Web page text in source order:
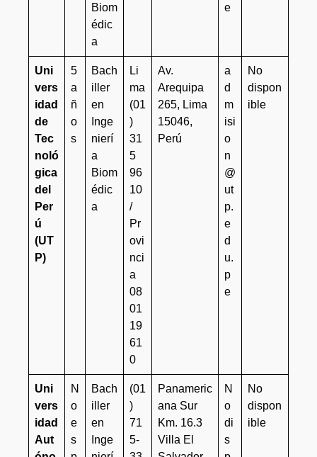
Biom
édic
a
e
Uni
vers
idad
de
Tec
noló
gica
del
Per
ú
(UT
P)
5
a
ñ
o
s
Bach
iller
en
Inge
nierí
a
Biom
édic
a
Li
ma
(01
)
31
5
96
10
/
Pr
ovi
nci
a
08
01
19
61
0
Av.
Arequipa
265, Lima
15046,
Perú
a
d
m
isi
o
n
@
ut
p.
e
d
u.
p
e
No
dispon
ible
Uni
vers
idad
Aut
N
o
e
s
Bach
iller
en
Inge
(01
)
71
5-
Panameric
ana Sur
Km. 16.3
Villa El
N
o
di
s
No
dispon
ible